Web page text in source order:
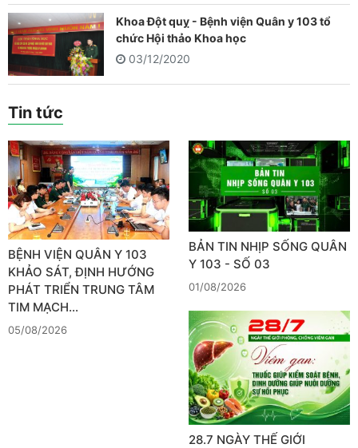
Khoa Đột quỵ - Bệnh viện Quân y 103 tổ
chức Hội thảo Khoa học
03/12/2020
Tin tức
BỆNH VIỆN QUÂN Y 103
KHẢO SÁT, ĐỊNH HƯỚNG
PHÁT TRIỂN TRUNG TÂM
TIM MẠCH…
05/08/2026
BẢN TIN NHỊP SỐNG QUÂN
Y 103 - SỐ 03
01/08/2026
28.7 NGÀY THẾ GIỚI